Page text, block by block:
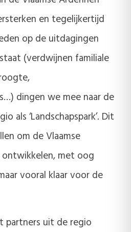
en tegelijkertijd
op de uitdagingen
(verdwijnen familiale
dingen we mee naar de
als ‘Landschapspark’. Dit
om de Vlaamse
met oog
vooral klaar voor de
partners uit de regio